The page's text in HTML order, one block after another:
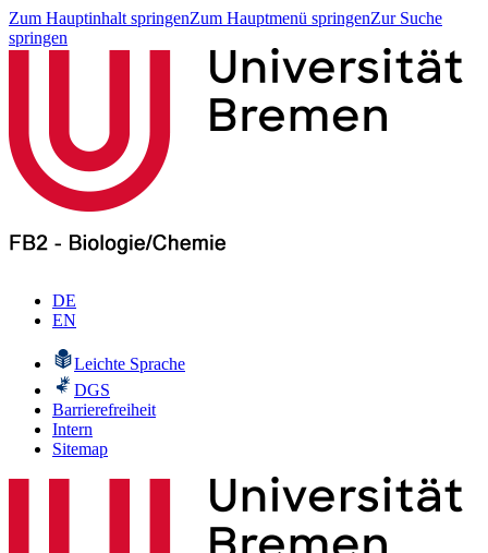
Zum Hauptinhalt springenZum Hauptmenü springenZur Suche
springen
DE
EN
Leichte Sprache
DGS
Barrierefreiheit
Intern
Sitemap